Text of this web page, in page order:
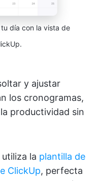
día con la vista de
y ajustar
los cronogramas,
productividad sin
la plantilla de
ClickUp, perfecta